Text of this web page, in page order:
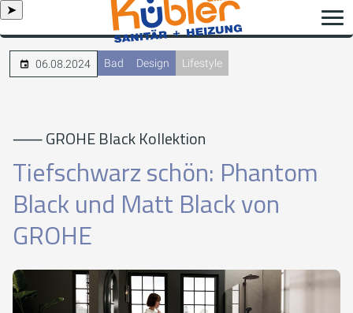
➤
06.08.2024 Bad Design Lifestyle
⸺ GROHE Black Kollektion
Tiefschwarz schön: Phantom
Black und Matt Black von
GROHE